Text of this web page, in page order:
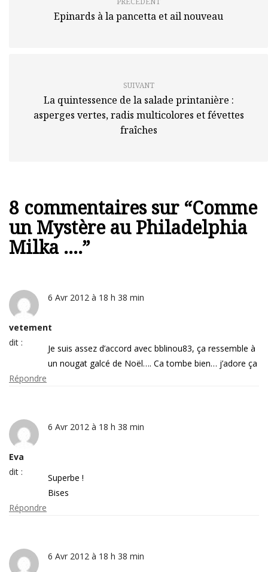
Epinards à la pancetta et ail nouveau
SUIVANT
La quintessence de la salade printanière :
asperges vertes, radis multicolores et févettes
fraîches
8 commentaires sur “Comme
un Mystère au Philadelphia
Milka ….”
vetement
dit :
6 Avr 2012 à 18 h 38 min
Je suis assez d’accord avec bblinou83, ça ressemble à
un nougat galcé de Noël…. Ca tombe bien… j’adore ça
Répondre
Eva
dit :
6 Avr 2012 à 18 h 38 min
Superbe !
Bises
Répondre
6 Avr 2012 à 18 h 38 min